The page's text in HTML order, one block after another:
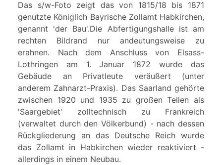
Das s/w-Foto zeigt das von 1815/18 bis 1871
genutzte Königlich Bayrische Zollamt Habkirchen,
genannt 'der Bau'.Die Abfertigungshalle ist am
rechten Bildrand nur andeutungsweise zu
erahnen. Nach dem Anschluss von Elsass-
Lothringen am 1. Januar 1872 wurde das
Gebäude an Privatleute veräußert (unter
anderem Zahnarzt-Praxis). Das Saarland gehörte
zwischen 1920 und 1935 zu großen Teilen als
'Saargebiet' zolltechnisch zu Frankreich
(verwaltet durch den Völkerbund) - nach dessen
Rückgliederung an das Deutsche Reich wurde
das Zollamt in Habkirchen wieder reaktiviert -
allerdings in einem Neubau.